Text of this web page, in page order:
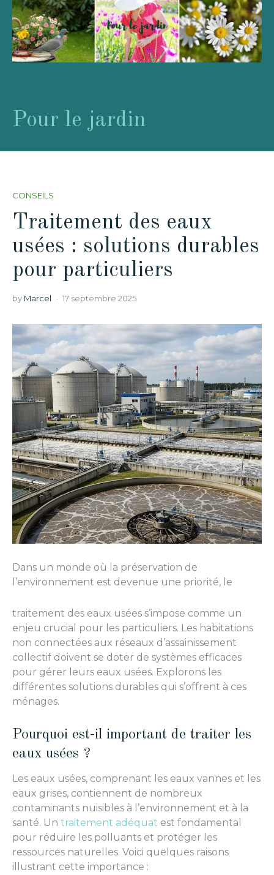
Pour le jardin
CONSEILS
Traitement des eaux
usées : solutions durables
pour particuliers
by Marcel 17 septembre 2025
Dans un monde où la préservation de
l’environnement est devenue une priorité, le
traitement des eaux usées s’impose comme un
enjeu crucial pour les particuliers. Les habitations
non connectées aux réseaux d’assainissement
collectif doivent se doter de systèmes efficaces
pour gérer leurs eaux usées. Explorons les
différentes solutions durables qui s’offrent à ces
ménages.
Pourquoi est-il important de traiter les
eaux usées ?
Les eaux usées, comprenant les eaux vannes et les
eaux grises, contiennent de nombreux
contaminants nuisibles à l’environnement et à la
santé. Un traitement adéquat est fondamental
pour réduire les polluants et protéger les
ressources naturelles. Voici quelques raisons
illustrant cette importance :